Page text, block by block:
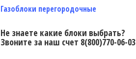
Газоблоки перегородочные
Не знаете какие блоки выбрать?
Звоните за наш счет 8(800)770-06-03